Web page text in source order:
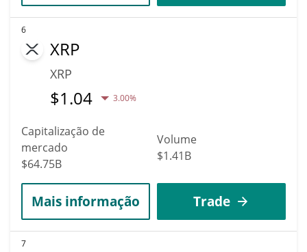
6
XRP
XRP
$1.04 3.00%
Capitalização de
mercado
$64.75B
Volume
$1.41B
Mais informação Trade
7